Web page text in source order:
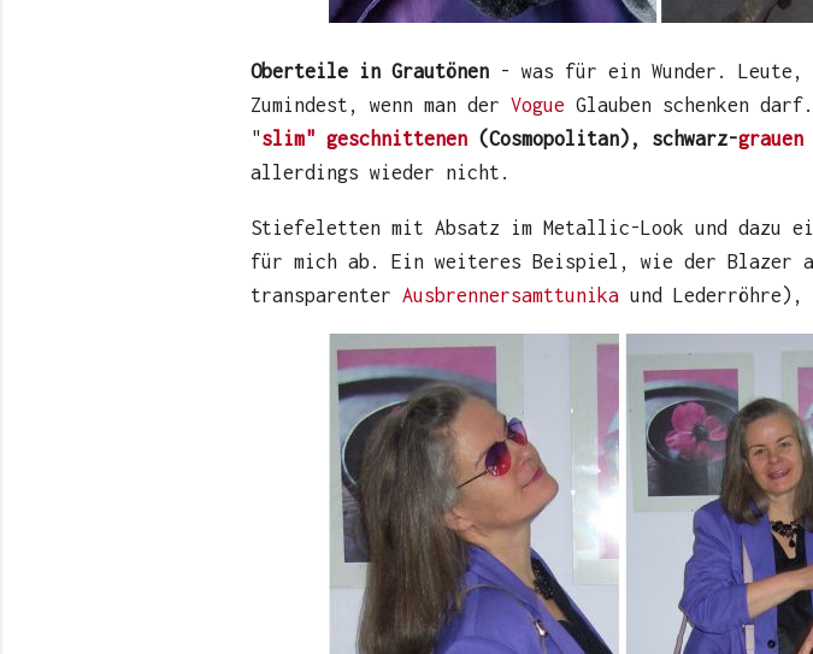
Oberteile in Grautönen - was für ein Wunder.
Zumindest, wenn man der Vogue Glauben schenken
"slim" geschnittenen (Cosmopolitan), schwarz-grauen
allerdings wieder nicht.
Stiefeletten mit Absatz im Metallic-Look und dazu
für mich ab. Ein weiteres Beispiel, wie der Blazer
transparenter Ausbrennersamttunika und